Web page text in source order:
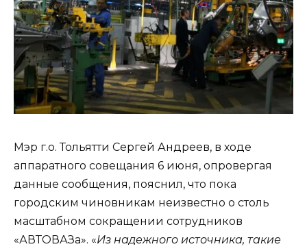
Мэр г.о. Тольятти Сергей Андреев, в ходе
аппаратного совещания 6 июня, опровергая
данные сообщения, пояснил, что пока
городским чиновникам неизвестно о столь
масштабном сокращении сотрудников
«АВТОВАЗа». «Из надежного источника, такие